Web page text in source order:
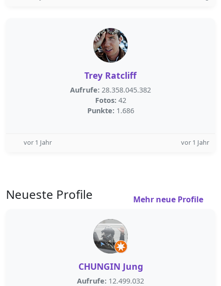
Trey Ratcliff
Aufrufe: 28.358.045.382
Fotos: 42
Punkte: 1.686
vor 1 Jahr vor 1 Jahr
Neueste Profile Mehr neue Profile
CHUNGIN Jung
Aufrufe: 12.499.032